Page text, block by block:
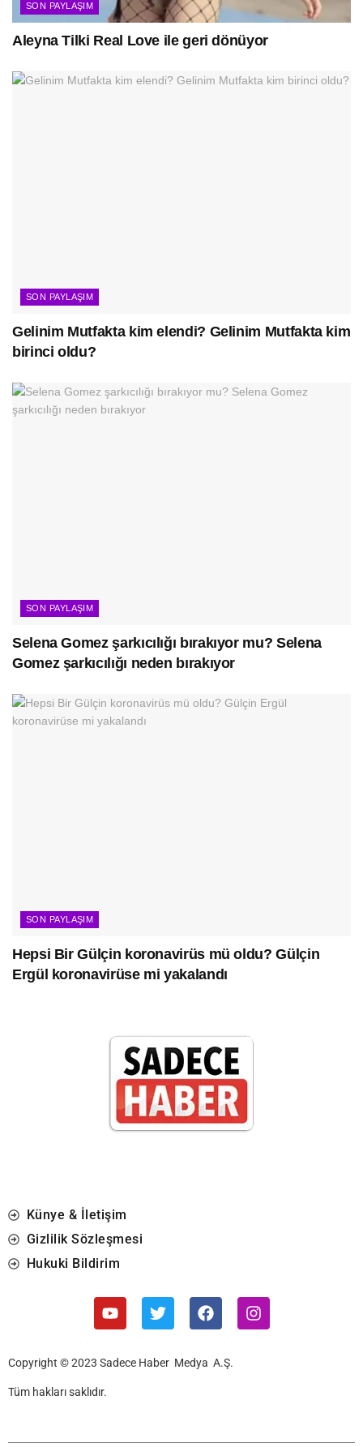
SON PAYLAŞIM
Aleyna Tilki Real Love ile geri dönüyor
SON PAYLAŞIM
Gelinim Mutfakta kim elendi? Gelinim Mutfakta kim
birinci oldu?
SON PAYLAŞIM
Selena Gomez şarkıcılığı bırakıyor mu? Selena
Gomez şarkıcılığı neden bırakıyor
SON PAYLAŞIM
Hepsi Bir Gülçin koronavirüs mü oldu? Gülçin
Ergül koronavirüse mi yakalandı
Künye & İletişim
Gizlilik Sözleşmesi
Hukuki Bildirim
Copyright © 2023 Sadece Haber Medya A.Ş.
Tüm hakları saklıdır.